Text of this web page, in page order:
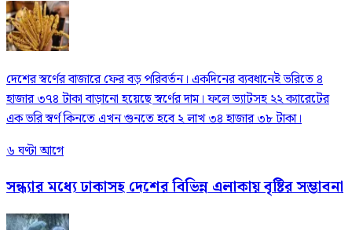
দেশের স্বর্ণের বাজারে ফের বড় পরিবর্তন। একদিনের ব্যবধানেই ভরিতে ৪
হাজার ৩৭৪ টাকা বাড়ানো হয়েছে স্বর্ণের দাম। ফলে ভ্যাটসহ ২২ ক্যারেটের
এক ভরি স্বর্ণ কিনতে এখন গুনতে হবে ২ লাখ ৩৪ হাজার ৩৮ টাকা।
৬ ঘণ্টা আগে
সন্ধ্যার মধ্যে ঢাকাসহ দেশের বিভিন্ন এলাকায় বৃষ্টির সম্ভাবনা